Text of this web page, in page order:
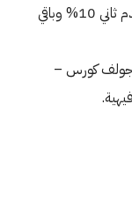
مُقدم أول 5%، ثم مقدم ثاني 10% وباقي
كورس –